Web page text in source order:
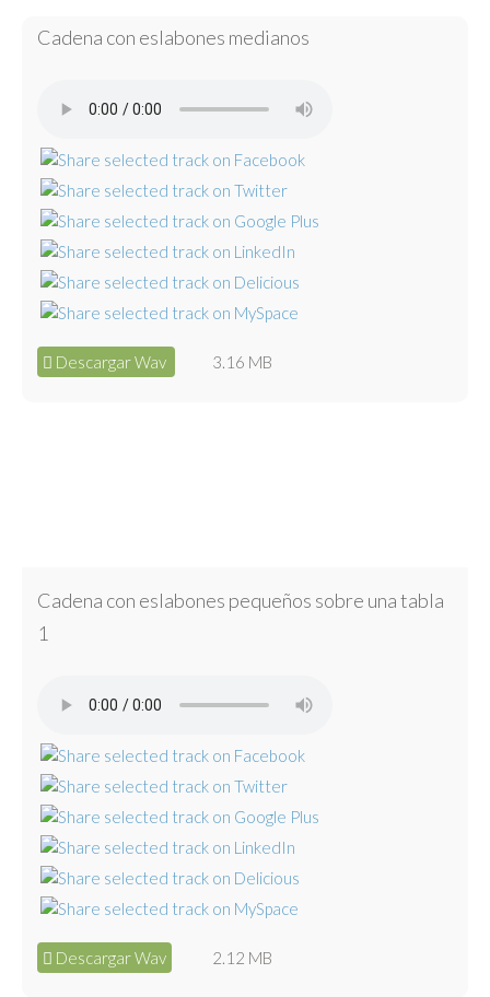
Cadena con eslabones medianos
Descargar Wav 3.16 MB
Cadena con eslabones pequeños sobre una tabla
1
Descargar Wav 2.12 MB